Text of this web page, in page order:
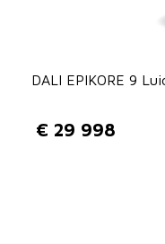
DALI EPIKORE 9
€ 29 998